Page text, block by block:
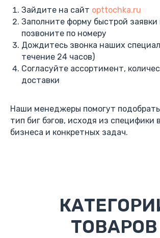
Зайдите на сайт opttochka.ru
Заполните форму быстрой заявки
позвоните по номеру
Дождитесь звонка наших
течение 24 часов)
Согласуйте ассортимент,
доставки
Наши менеджеры помогут
тип биг бэгов, исходя из специфики
бизнеса и конкретных задач.
ТОВАРОВ